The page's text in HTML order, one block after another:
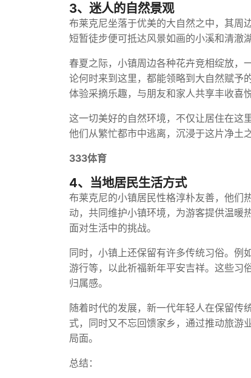
3、迷人的自然景观
布莱克尼坐落于优美的大自然之中，其周
短暂徒步便可抵达风景如画的小溪和清澈
春夏之际，小镇周边各种花卉竞相绽放，
论何时来到这里，都能领略到大自然赋予
体验采摘乐趣，与朋友和家人共享丰收喜悦
这一切美好的自然环境，不仅让居住在这
他们从繁忙都市中逃离，沉浸于这片净土
333体育
4、当地居民生活方式
布莱克尼的小镇居民性格淳朴友善，他们
动，共同维护小镇环境，为游客提供温暖
面对生活中的挑战。
同时，小镇上还保留有许多传统习俗。例
游行等，以此祈福新年平安吉祥。这些习
归属感。
随着时代的发展，新一代年轻人在保留传
式，同时又不忘回馈家乡，通过推动旅游
局面。
总结：